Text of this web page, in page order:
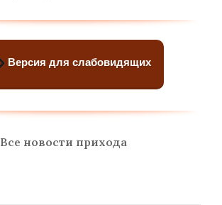
Версия для слабовидящих
Все новости прихода